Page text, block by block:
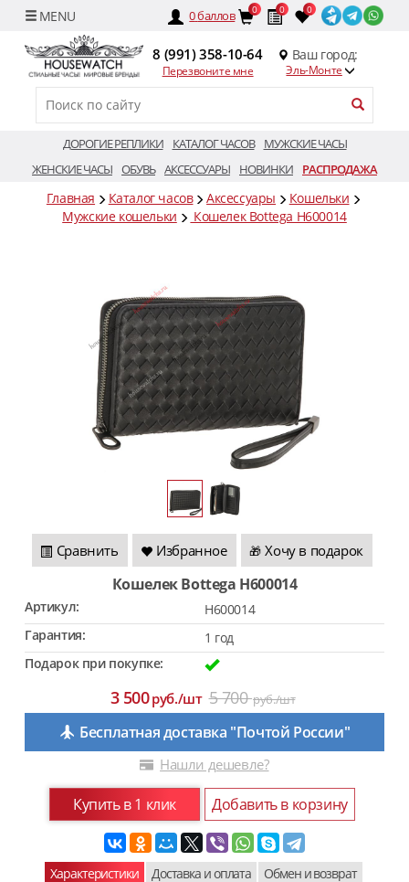
0баллов 0 0 0
8 (991) 358-10-64
Перезвоните мне
Ваш город:
Эль-Монте
ДОРОГИЕ РЕПЛИКИ КАТАЛОГ ЧАСОВ
МУЖСКИЕ ЧАСЫ
ЖЕНСКИЕ ЧАСЫ ОБУВЬ АКСЕССУАРЫ НОВИНКИ РАСПРОДАЖА
Главная Каталог часов Аксессуары
Кошельки
Мужские кошельки
Кошелек Bottega H600014
Сравнить Избранное 🎁 Хочу в подарок
Кошелек Bottega H600014
Артикул:
H600014
Гарантия:
1 год
Подарок при покупке:
3 500руб./шт 5 700руб./шт
Бесплатная доставка "Почтой России"
Нашли дешевле?
Купить в 1 клик Добавить в корзину
Характеристики Доставка и оплата Обмен и возврат